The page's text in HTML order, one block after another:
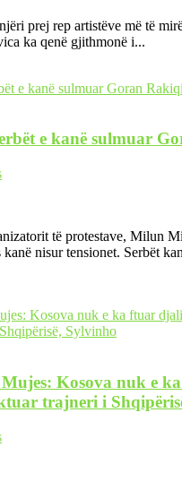
prej rep artistëve më të
ka qenë gjithmonë i...
e kanë sulmuar
të protestave, Milun
nisur tensionet. Serbët
Kosova nuk e
trajneri i